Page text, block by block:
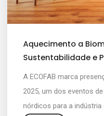
Aquecimento a
Sustentabilidade e
A ECOFAB marca
2025, um dos eventos
nórdicos para a indústria